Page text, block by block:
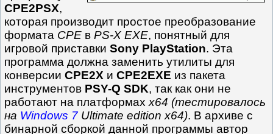
CPE2PSX,
которая производит простое преобразование
формата CPE в PS-X EXE, понятный для
игровой приставки Sony PlayStation. Эта
программа должна заменить утилиты для
конверсии CPE2X и CPE2EXE из пакета
инструментов PSY-Q SDK, так как они не
работают на платформахx64 (тестировалось
на Windows 7 Ultimate edition x64). В архиве с
бинарной сборкой данной программы автор